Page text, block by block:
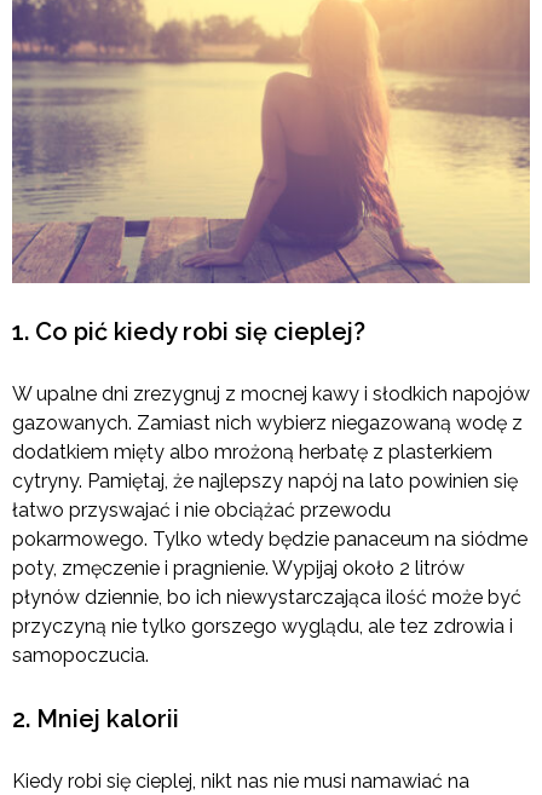
1. Co pić kiedy robi się cieplej?
W upalne dni zrezygnuj z mocnej kawy i słodkich napojów
gazowanych. Zamiast nich wybierz niegazowaną wodę z
dodatkiem mięty albo mrożoną herbatę z plasterkiem
cytryny. Pamiętaj, że najlepszy napój na lato powinien się
łatwo przyswajać i nie obciążać przewodu
pokarmowego. Tylko wtedy będzie panaceum na siódme
poty, zmęczenie i pragnienie. Wypijaj około 2 litrów
płynów dziennie, bo ich niewystarczająca ilość może być
przyczyną nie tylko gorszego wyglądu, ale tez zdrowia i
samopoczucia.
2. Mniej kalorii
Kiedy robi się cieplej, nikt nas nie musi namawiać na